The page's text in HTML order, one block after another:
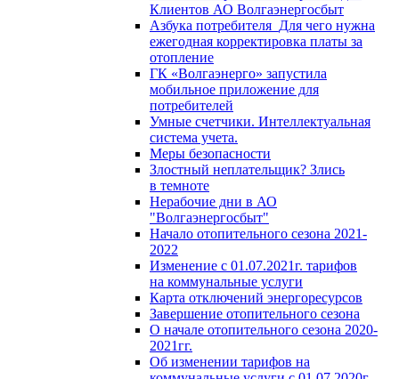
Клиентов АО Волгаэнергосбыт
Азбука потребителя_Для чего нужна
ежегодная корректировка платы за
отопление
ГК «Волгаэнерго» запустила
мобильное приложение для
потребителей
Умные счетчики. Интеллектуальная
система учета.
Меры безопасности
Злостный неплательщик? Злись
в темноте
Нерабочие дни в АО
"Волгаэнергосбыт"
Начало отопительного сезона 2021-
2022
Изменение с 01.07.2021г. тарифов
на коммунальные услуги
Карта отключений энергоресурсов
Завершение отопительного сезона
О начале отопительного сезона 2020-
2021гг.
Об изменении тарифов на